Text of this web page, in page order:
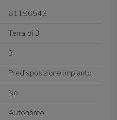
61196543
Terra di 3
3
Predisposizione impianto
No
Autonomo